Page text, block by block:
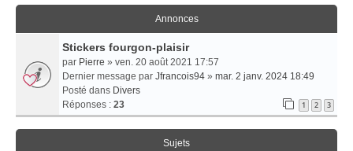
Annonces
Stickers fourgon-plaisir
par Pierre » ven. 20 août 2021 17:57
Dernier message par Jfrancois94 » mar. 2 janv. 2024 18:49
Posté dans Divers
Réponses : 23 1 2 3
Sujets